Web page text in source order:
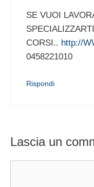
SE VUOI
CORSI.. http://
0458221010
Rispondi
Lascia un